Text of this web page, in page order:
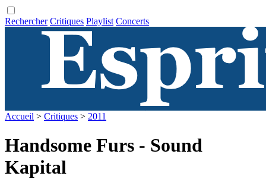
Rechercher Critiques Playlist Concerts
Accueil > Critiques > 2011
Handsome Furs - Sound
Kapital